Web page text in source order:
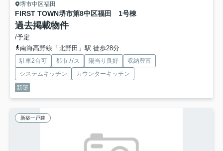
堺市中区福田
FIRST TOWN堺市第8中区福田 1号棟
過去掲載物件
/予定
南海高野線「北野田」駅 徒歩28分
駐車2台可 都市ガス 陽当り良好
収納豊富
システムキッチン
カウンターキッチン
新築
新築一戸建